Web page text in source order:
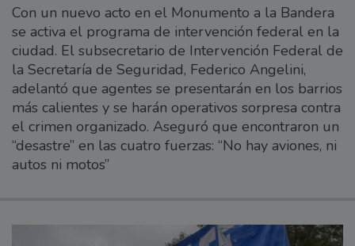
Con un nuevo acto en el Monumento a la Bandera
se activa el programa de intervención federal en la
ciudad. El subsecretario de Intervención Federal de
la Secretaría de Seguridad, Federico Angelini,
adelantó que agentes se presentarán en los barrios
más calientes y se harán operativos sorpresa contra
el crimen organizado. Aseguró que encontraron un
“desastre” en las cuatro fuerzas: “No hay aviones, ni
autos ni motos”